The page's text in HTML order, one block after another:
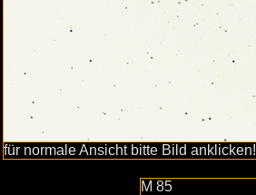
für normale Ansicht bitte Bild anklicken!
M 85